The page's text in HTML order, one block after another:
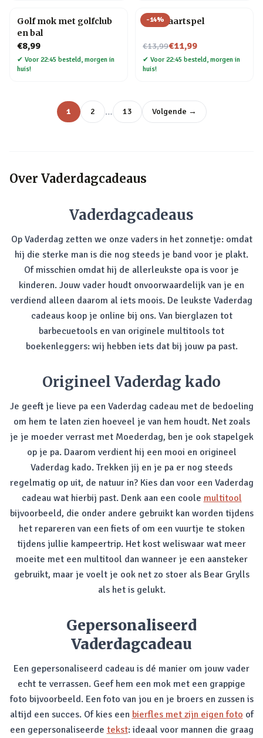
Golf mok met golfclub
en bal
€8,99
✔ Voor 22:45 besteld, morgen in
huis!
-14%
Bier kaartspel
€13,99
Nu voor€11,99
✔ Voor 22:45 besteld, morgen in
huis!
1 2 … 13 Volgende →
Over Vaderdagcadeaus
Vaderdagcadeaus
Op Vaderdag zetten we onze vaders in het zonnetje: omdat
hij die sterke man is die nog steeds je band voor je plakt.
Of misschien omdat hij de allerleukste opa is voor je
kinderen. Jouw vader houdt onvoorwaardelijk van je en
verdiend alleen daarom al iets moois. De leukste Vaderdag
cadeaus koop je online bij ons. Van bierglazen tot
barbecuetools en van originele multitools tot
boekenleggers: wij hebben iets dat bij jouw pa past.
Origineel Vaderdag kado
Je geeft je lieve pa een Vaderdag cadeau met de bedoeling
om hem te laten zien hoeveel je van hem houdt. Net zoals
je je moeder verrast met Moederdag, ben je ook stapelgek
op je pa. Daarom verdient hij een mooi en origineel
Vaderdag kado. Trekken jij en je pa er nog steeds
regelmatig op uit, de natuur in? Kies dan voor een Vaderdag
cadeau wat hierbij past. Denk aan een coole multitool
bijvoorbeeld, die onder andere gebruikt kan worden tijdens
het repareren van een fiets of om een vuurtje te stoken
tijdens jullie kampeertrip. Het kost weliswaar wat meer
moeite met een multitool dan wanneer je een aansteker
gebruikt, maar je voelt je ook net zo stoer als Bear Grylls
als het is gelukt.
Gepersonaliseerd
Vaderdagcadeau
Een gepersonaliseerd cadeau is dé manier om jouw vader
echt te verrassen. Geef hem een mok met een grappige
foto bijvoorbeeld. Een foto van jou en je broers en zussen is
altijd een succes. Of kies een bierfles met zijn eigen foto of
een gepersonaliseerde tekst: ideaal voor mannen die graag